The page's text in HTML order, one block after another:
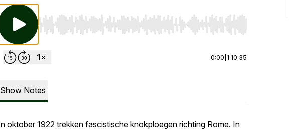
Use Left/Right to seek, Home/End to jump to start or end. Hold shift to
0:00 1:10:35
Show Notes
oktober 1922 trekken fascistische knokploegen richting Rome. In